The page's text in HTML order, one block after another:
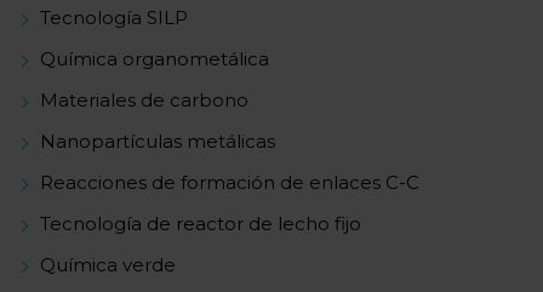
Tecnología SILP
Química organometálica
Materiales de carbono
Nanopartículas metálicas
Reacciones de formación de enlaces C-C
Tecnología de reactor de lecho fijo
Química verde